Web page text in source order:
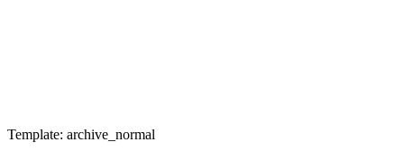
Template: archive_normal